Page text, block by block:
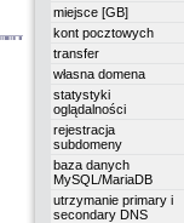
miejsce [GB]
kont pocztowych
transfer
własna domena
statystyki
oglądalności
rejestracja
subdomeny
baza danych
MySQL/MariaDB
utrzymanie primary i
secondary DNS